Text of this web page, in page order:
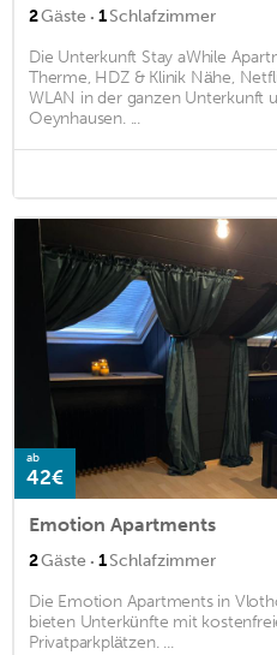
2Gäste · 1Schlafzimmer
Die Unterkunft Stay aWhile
Therme, HDZ & Klinik Nähe,
WLAN in der ganzen Unterkunft
Oeynhausen. ...
ab
42€
Emotion Apartments
2Gäste · 1Schlafzimmer
Die Emotion Apartments in
bieten Unterkünfte mit
Privatparkplätzen. ...